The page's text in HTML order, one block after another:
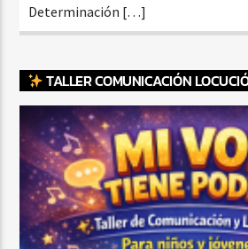
Determinación […]
TALLER COMUNICACIÓN